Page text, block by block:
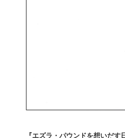
『エズラ・パウンドを想いだす